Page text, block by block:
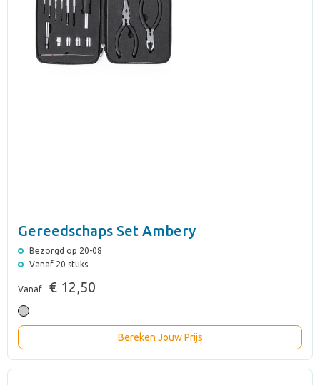
Gereedschaps Set Ambery
Bezorgd op 20-08
Vanaf 20 stuks
Vanaf € 12,50
Bereken Jouw Prijs